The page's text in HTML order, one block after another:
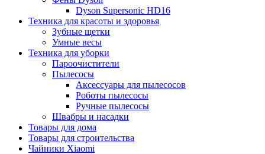
Dyson Supersonic HD16
Техника для красоты и здоровья
Зубные щетки
Умные весы
Техника для уборки
Пароочистители
Пылесосы
Аксессуары для пылесосов
Роботы пылесосы
Ручные пылесосы
Швабры и насадки
Товары для дома
Товары для строительства
Чайники Xiaomi